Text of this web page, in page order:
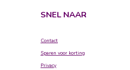
SNEL NAAR
Contact
Sparen voor korting
Privacy